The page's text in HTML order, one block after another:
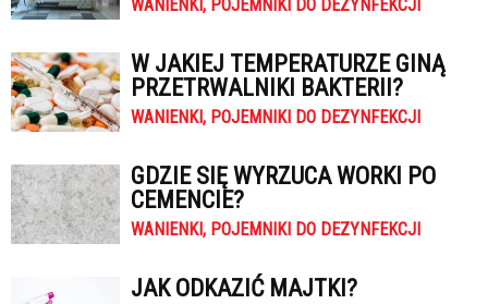
WANIENKI, POJEMNIKI DO DEZYNFEKCJI
W JAKIEJ TEMPERATURZE GINĄ
PRZETRWALNIKI BAKTERII?
WANIENKI, POJEMNIKI DO DEZYNFEKCJI
GDZIE SIĘ WYRZUCA WORKI PO
CEMENCIE?
WANIENKI, POJEMNIKI DO DEZYNFEKCJI
JAK ODKAZIĆ MAJTKI?